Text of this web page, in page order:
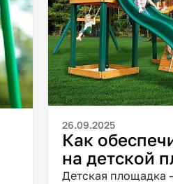
26.09.2025
Как
на детской
Детская площадка